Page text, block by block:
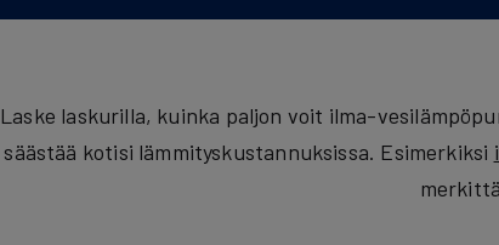
Laske laskurilla, kuinka paljon voit ilma-
säästää kotisi lämmityskustannuksissa. Esimerkiksi